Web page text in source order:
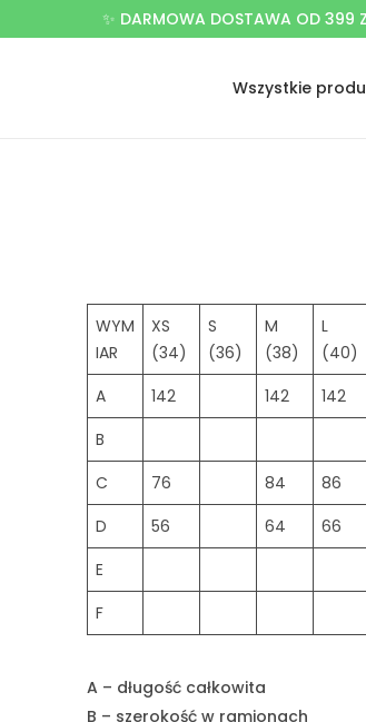
✨ DARMOWA DOSTAWA OD 399
Wszystkie
WYM
IAR
XS
(34)
S
(36)
M
(38)
L
(40)
A
142 142
142
B
C
76 84
86
D
56 64
66
E
F
A – długość całkowita
B – szerokość w ramionach